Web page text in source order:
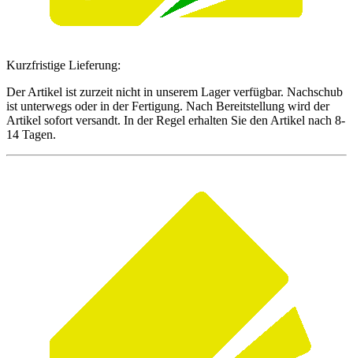
Kurzfristige Lieferung:
Der Artikel ist zurzeit nicht in unserem Lager verfügbar. Nachschub
ist unterwegs oder in der Fertigung. Nach Bereitstellung wird der
Artikel sofort versandt. In der Regel erhalten Sie den Artikel nach 8-
14 Tagen.